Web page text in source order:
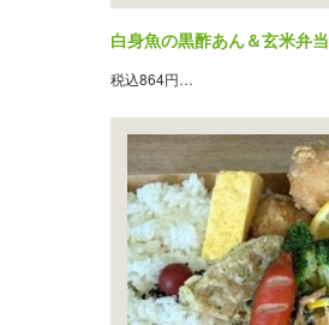
白身魚の黒酢あん＆玄米弁当
税込864円…